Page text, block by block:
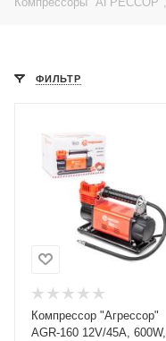
ФИЛЬТР
Компрессор "Агрессор"
AGR-160 12V/45A,